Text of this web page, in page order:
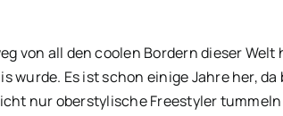
von all den coolen Bordern dieser
wurde. Es ist schon einige Jahre her,
nur oberstylische Freestyler